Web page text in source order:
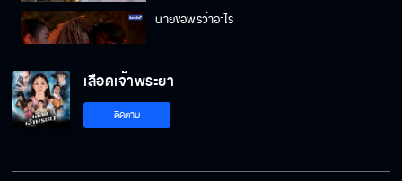
นายขอพรว่าอะไร
ดินที่มันแตกระแหงแห้งแล้ง จะไปปลูกดอกไม้ให้
เลือดเจ้าพระยา
ติดตาม